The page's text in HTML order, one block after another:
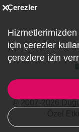
Özel
Çerezler
için çerezler
çerezlere izin